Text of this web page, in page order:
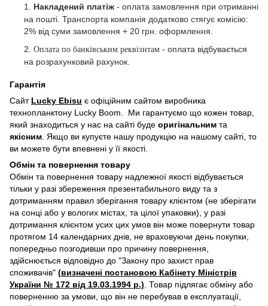
1. Накладений платіж - оплата замовлення при отриманні
на пошті. Транспорта компанія додатково стягує комісію:
2% від суми замовлення + 20 грн. оформлення.
2. Оплата по банківським реквізитам - оплата відбувається
на розрахунковий рахунок.
Гарантія
Сайт Lucky Ebisu є офіційним сайтом виробника
технопланктону Lucky Boom. Ми гарантуємо що кожен товар,
який знаходиться у нас на сайті буде оригінальним та
якісним . Якщо ви купуєте нашу продукцію на нашому сайті, то
ви можете бути впевнені у її якості.
Обмін та повернення товару
Обмін та повернення товару надлежної якості відбувається
тільки у разі збереження презентабильного виду та з
дотриманням правил зберігання товару клієнтом (не зберігати
на сонці або у вологих містах, та цілої упаковки), у разі
дотримання клієнтом усих цих умов він може повернути товар
протягом 14 календарних днів, не враховуючи день покупки,
попередньо позгодивши про причину повернення,
здійснюється відповідно до "Закону про захист прав
споживачів" (визначені постановою Кабінету Міністрів
України № 172 від 19.03.1994 р.) . Товар підлягає обміну або
поверненню за умови, що він не перебував в експлуатації,